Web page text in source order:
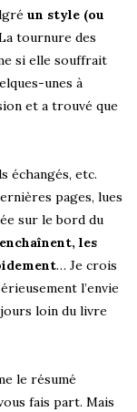
un style (ou
tournure des
si elle souffrait
unes à
et a trouvé que
échangés, etc.
pages, lues
sur le bord du
les
… Je crois
l’envie
jours loin du livre
le résumé
fais part. Mais